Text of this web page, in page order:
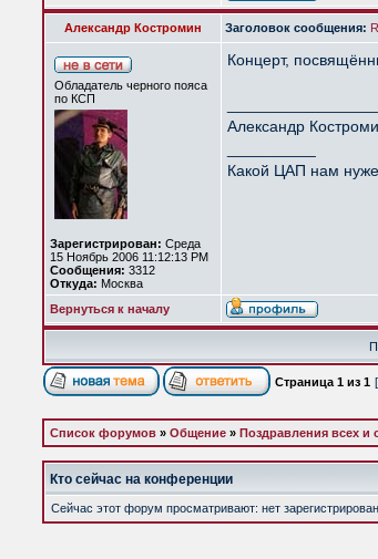
Александр Костромин Заголовок сообщения:
Обладатель черного пояса
по КСП
Зарегистрирован: Среда
15 Ноябрь 2006 11:12:13 PM
Сообщения: 3312
Откуда: Москва
Концерт,
Александр
Какой ЦАП нам
Вернуться к началу
Страница 1 из 1
Список форумов » Общение » Поздравления всех и
Кто сейчас на конференции
Сейчас этот форум просматривают: нет